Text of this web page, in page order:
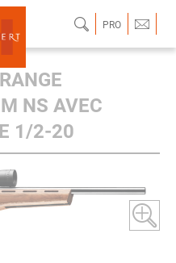
PRO
NS AVEC
1/2-20